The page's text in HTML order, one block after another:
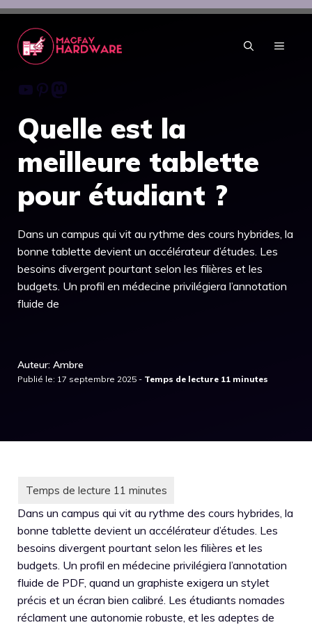
Aller
contenu
MENU
Youtube
Pinterest
Mastodon
Quelle est la
meilleure tablette
pour étudiant ?
Dans un campus qui vit au rythme des cours hybrides, la
bonne tablette devient un accélérateur d’études. Les
besoins divergent pourtant selon les filières et les
budgets. Un profil en médecine privilégiera l’annotation
fluide de
Auteur: Ambre
Publié le: 17 septembre 2025 -
Dans un campus qui vit au rythme des cours hybrides, la
bonne tablette devient un accélérateur d’études. Les
besoins divergent pourtant selon les filières et les
budgets. Un profil en médecine privilégiera l’annotation
fluide de PDF, quand un graphiste exigera un stylet
précis et un écran bien calibré. Les étudiants nomades
réclament une autonomie robuste, et les adeptes de